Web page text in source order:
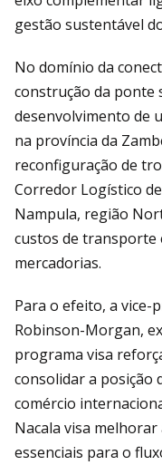
gestão sustentável
No domínio da
construção da ponte
desenvolvimento de
na província da
reconfiguração de
Corredor Logístico
Nampula, região
custos de transporte
mercadorias.
Para o efeito, a vice-
Robinson-Morgan,
programa visa
consolidar a posição
comércio
Nacala visa
essenciais para o